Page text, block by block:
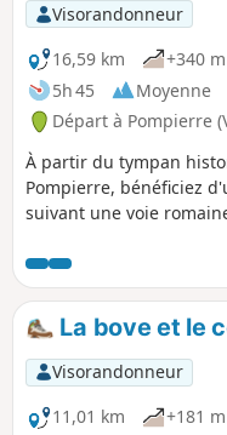
Visorandonneur
16,59 km
+340 m
5h 45
Moyenne
Départ à Pompierre
À partir du tympan
Pompierre, bénéficiez
suivant une voie
calvaire est à voir) et un
forêts, traversez
pour rejoindre Pompierre.
La bove et le
Visorandonneur
11,01 km
+181 m